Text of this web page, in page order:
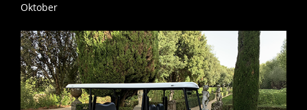
Oktober